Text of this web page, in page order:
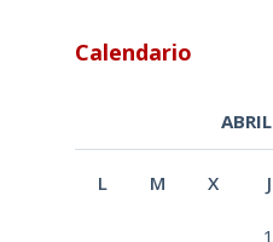
Calendario
L M X J
1